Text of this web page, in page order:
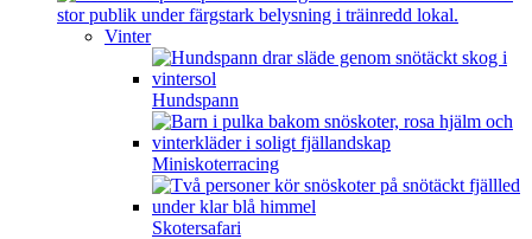
Vinter
Hundspann
Miniskoterracing
Skotersafari